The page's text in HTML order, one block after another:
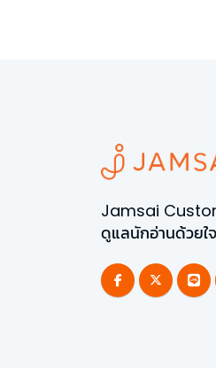
Jamsai
ดูแลนักอ่านด้วยใจ